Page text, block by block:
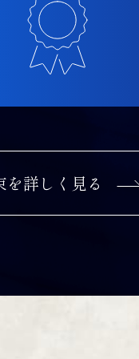
を詳しく見る